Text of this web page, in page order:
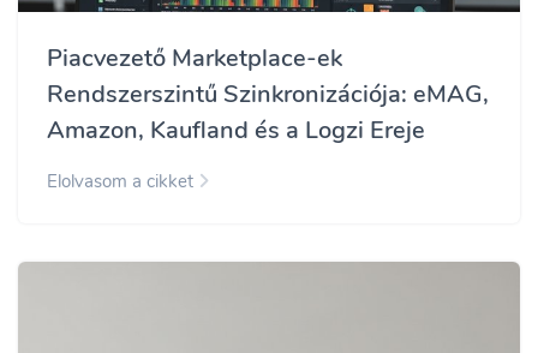
Piacvezető Marketplace-ek
Rendszerszintű Szinkronizációja: eMAG,
Amazon, Kaufland és a Logzi Ereje
Elolvasom a cikket